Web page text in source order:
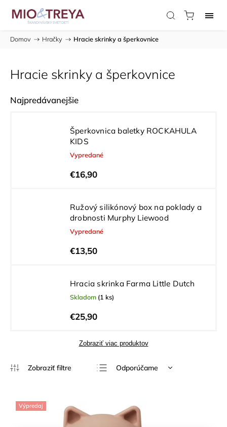
Domov / Hračky / Hracie skrinky a šperkovnice
Hracie skrinky a šperkovnice
Najpredávanejšie
Šperkovnica baletky ROCKAHULA
KIDS
Vypredané
€16,90
Ružový silikónový box na poklady a
drobnosti Murphy Liewood
Vypredané
€13,50
Hracia skrinka Farma Little Dutch
Skladom (1 ks)
€25,90
Zobraziť viac produktov
Odporúčame
Najpredávanejšie
Výpredaj